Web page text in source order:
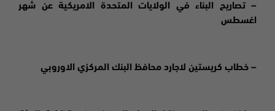
– تصاريح البناء في الولايات المتحدة الامريكية عن شهر
اغسطس
– خطاب كريستين لاجارد محافظ البنك المركزي الاوروبي